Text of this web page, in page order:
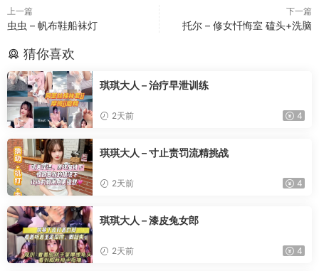
上一篇
虫虫 – 帆布鞋船袜灯
下一篇
托尔 – 修女忏悔室 磕头+洗脑
猜你喜欢
琪琪大人 – 治疗早泄训练
2天前 4
琪琪大人 – 寸止责罚流精挑战
2天前 4
琪琪大人 – 漆皮兔女郎
2天前 4